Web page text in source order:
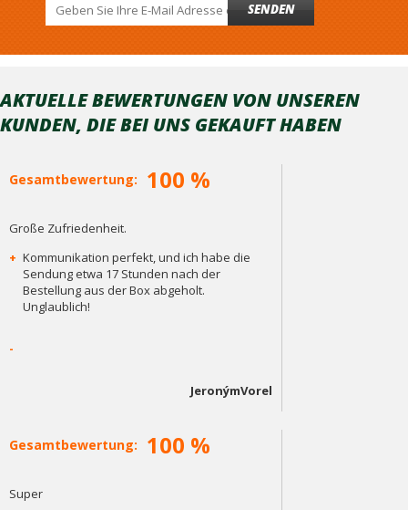
SENDEN
AKTUELLE BEWERTUNGEN VON UNSEREN
KUNDEN, DIE BEI ​​UNS GEKAUFT HABEN
Gesamtbewertung: 100 %
Große Zufriedenheit.
+ Kommunikation perfekt, und ich habe die
Sendung etwa 17 Stunden nach der
Bestellung aus der Box abgeholt.
Unglaublich!
-
JeronýmVorel
Gesamtbewertung: 100 %
Super